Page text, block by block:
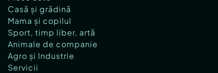
Casă și grădină
Mama și copilul
Sport, timp liber, artă
Animale de companie
Agro și Industrie
Servicii